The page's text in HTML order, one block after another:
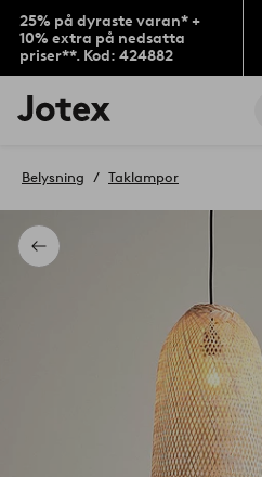
25% på dyraste varan* +
10% extra på nedsatta
priser**. Kod: 424882
Jotex
logotyp
till
Tillbaka
Belysning Taklampor